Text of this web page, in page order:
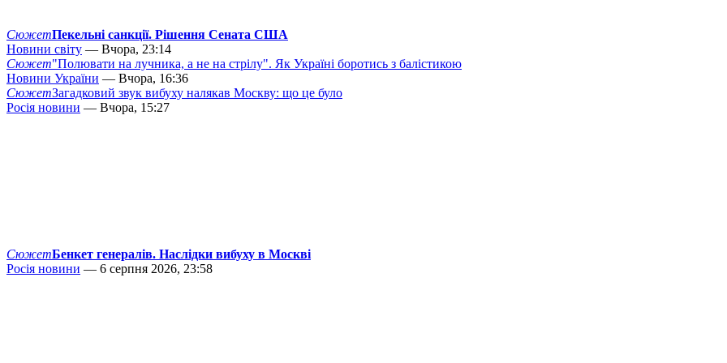
СюжетПекельні санкції. Рішення Сената США
Новини світу — Вчора, 23:14
Сюжет"Полювати на лучника, а не на стрілу". Як Україні боротись з балістикою
Новини України — Вчора, 16:36
СюжетЗагадковий звук вибуху налякав Москву: що це було
Росія новини — Вчора, 15:27
СюжетБенкет генералів. Наслідки вибуху в Москві
Росія новини — 6 серпня 2026, 23:58